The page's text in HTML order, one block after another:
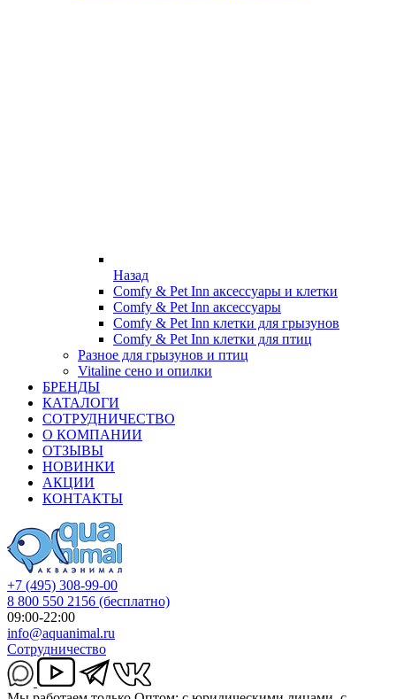
Назад
Comfy & Pet Inn аксессуары и клетки
Comfy & Pet Inn аксессуары
Comfy & Pet Inn клетки для грызунов
Comfy & Pet Inn клетки для птиц
Разное для грызунов и птиц
Vitaline сено и опилки
БРЕНДЫ
КАТАЛОГИ
СОТРУДНИЧЕСТВО
О КОМПАНИИ
ОТЗЫВЫ
НОВИНКИ
АКЦИИ
КОНТАКТЫ
+7 (495) 308-99-00
8 800 550 2156 (бесплатно)
09:00-22:00
info@aquanimal.ru
Сотрудничество